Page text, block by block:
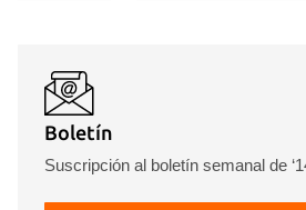
Boletín
Suscripción al boletín semanal de